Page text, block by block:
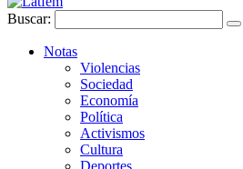
Buscar:
Notas
Violencias
Sociedad
Economía
Política
Activismos
Cultura
Deportes